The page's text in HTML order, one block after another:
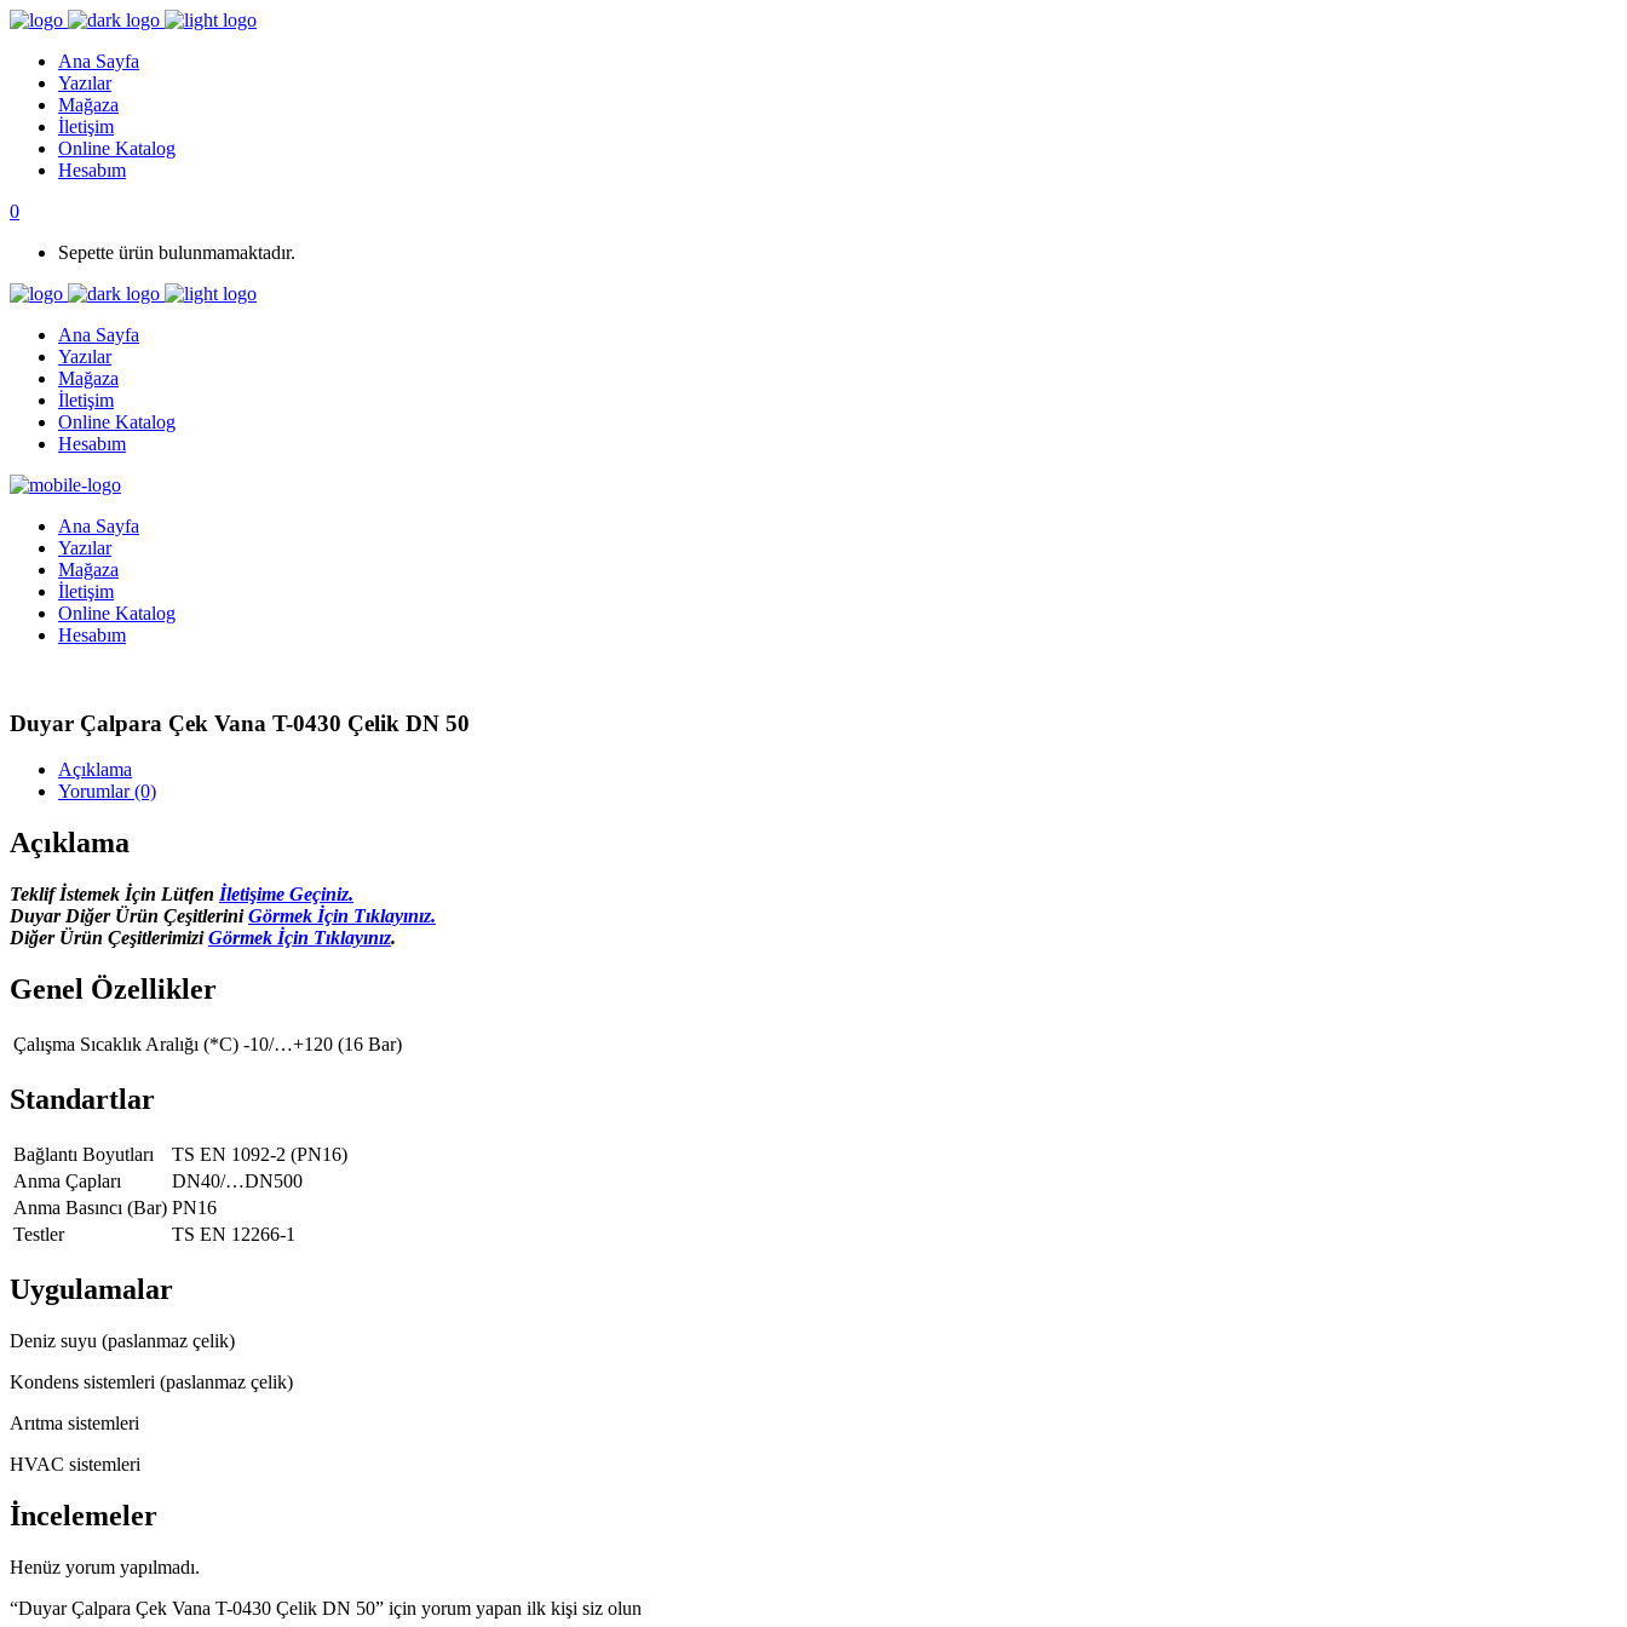
Ana Sayfa
Yazılar
Mağaza
İletişim
Online Katalog
Hesabım
0
Sepette ürün bulunmamaktadır.
Ana Sayfa
Yazılar
Mağaza
İletişim
Online Katalog
Hesabım
Ana Sayfa
Yazılar
Mağaza
İletişim
Online Katalog
Hesabım
Duyar Çalpara Çek Vana T-0430 Çelik DN 50
Açıklama
Yorumlar (0)
Açıklama
Teklif İstemek İçin Lütfen İletişime Geçiniz.
Duyar Diğer Ürün ÇeşitleriniGörmek İçin Tıklayınız.
Diğer Ürün ÇeşitlerimiziGörmek İçin Tıklayınız.
Genel Özellikler
Çalışma Sıcaklık Aralığı (*C) -10/…+120 (16 Bar)
Standartlar
Bağlantı Boyutları
TS EN 1092-2 (PN16)
Anma Çapları
DN40/…DN500
Anma Basıncı (Bar) PN16
Testler
TS EN 12266-1
Uygulamalar
Deniz suyu (paslanmaz çelik)
Kondens sistemleri (paslanmaz çelik)
Arıtma sistemleri
HVAC sistemleri
İncelemeler
Henüz yorum yapılmadı.
“Duyar Çalpara Çek Vana T-0430 Çelik DN 50” için yorum yapan ilk kişi siz olun